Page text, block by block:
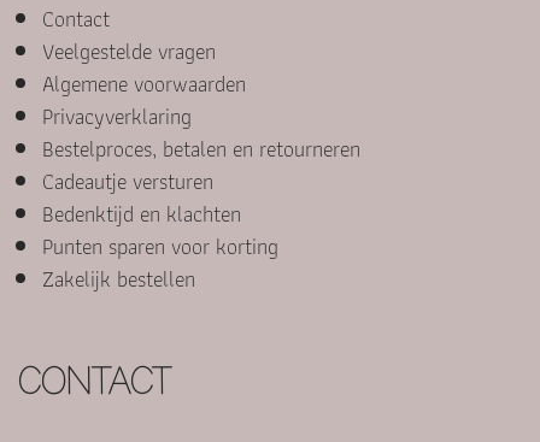
Contact
Veelgestelde vragen
Algemene voorwaarden
Privacyverklaring
Bestelproces, betalen en retourneren
Cadeautje versturen
Bedenktijd en klachten
Punten sparen voor korting
Zakelijk bestellen
CONTACT